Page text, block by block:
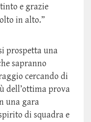
e grazie
in alto.”
prospetta una
sapranno
cercando di
dell’ottima prova
una gara
di squadra e